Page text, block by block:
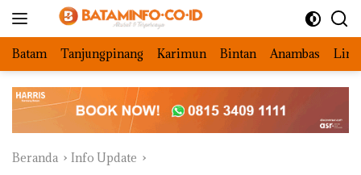
Batam Tanjungpinang Karimun Bintan Anambas
Beranda Info Update